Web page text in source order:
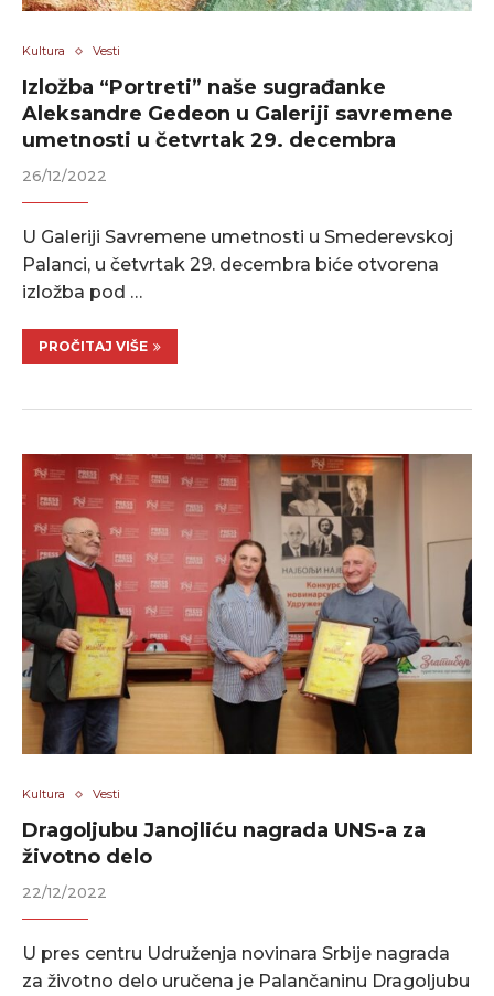
Kultura Vesti
Izložba “Portreti” naše sugrađanke
Aleksandre Gedeon u Galeriji savremene
umetnosti u četvrtak 29. decembra
26/12/2022
U Galeriji Savremene umetnosti u Smederevskoj
Palanci, u četvrtak 29. decembra biće otvorena
izložba pod …
PROČITAJ VIŠE
Kultura Vesti
Dragoljubu Janojliću nagrada UNS-a za
životno delo
22/12/2022
U pres centru Udruženja novinara Srbije nagrada
za životno delo uručena je Palančaninu Dragoljubu